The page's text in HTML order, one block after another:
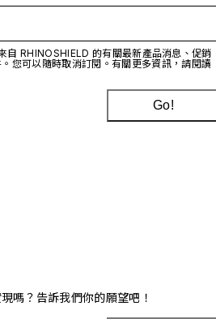
自 RHINOSHIELD 的有關最新產品消息、促銷
您可以隨時取消訂閱。有關更多資訊，請閱讀
Go!
嗎？告訴我們你的願望吧！